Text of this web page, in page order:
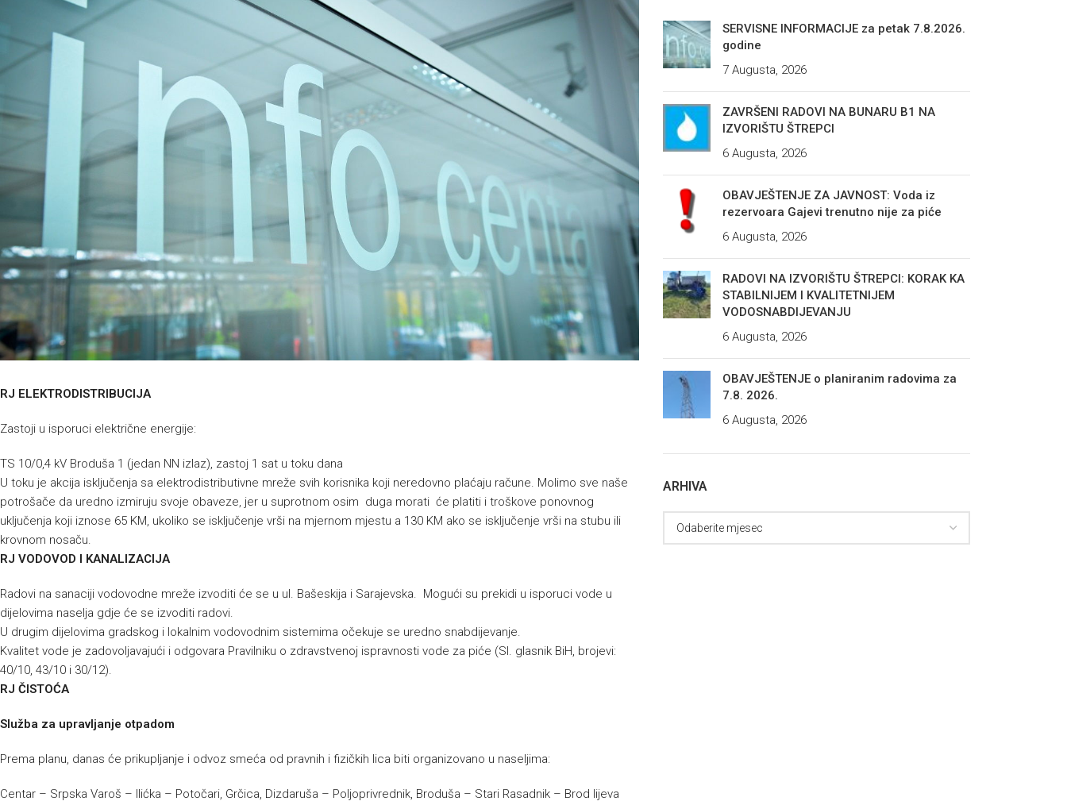
RJ ELEKTRODISTRIBUCIJA
Zastoji u isporuci električne energije:
TS 10/0,4 kV Broduša 1 (jedan NN izlaz), zastoj 1 sat u toku dana
U toku je akcija isključenja sa elektrodistributivne mreže svih korisnika koji neredovno plaćaju račune. Molimo sve naše
potrošače da uredno izmiruju svoje obaveze, jer u suprotnom osim duga morati će platiti i troškove ponovnog
uključenja koji iznose 65 KM, ukoliko se isključenje vrši na mjernom mjestu a 130 KM ako se isključenje vrši na stubu ili
krovnom nosaču.
RJ VODOVOD I KANALIZACIJA
Radovi na sanaciji vodovodne mreže izvoditi će se u ul. Bašeskija i Sarajevska. Mogući su prekidi u isporuci vode u
dijelovima naselja gdje će se izvoditi radovi.
U drugim dijelovima gradskog i lokalnim vodovodnim sistemima očekuje se uredno snabdijevanje.
Kvalitet vode je zadovoljavajući i odgovara Pravilniku o zdravstvenoj ispravnosti vode za piće (Sl. glasnik BiH, brojevi:
40/10, 43/10 i 30/12).
RJ ČISTOĆA
Služba za upravljanje otpadom
Prema planu, danas će prikupljanje i odvoz smeća od pravnih i fizičkih lica biti organizovano u naseljima:
Centar – Srpska Varoš – Ilićka – Potočari, Grčica, Dizdaruša – Poljoprivrednik, Broduša – Stari Rasadnik – Brod lijeva
SERVISNE INFORMACIJE za petak 7.8.2026.
godine
7 Augusta, 2026
ZAVRŠENI RADOVI NA BUNARU B1 NA
IZVORIŠTU ŠTREPCI
6 Augusta, 2026
OBAVJEŠTENJE ZA JAVNOST: Voda iz
rezervoara Gajevi trenutno nije za piće
6 Augusta, 2026
RADOVI NA IZVORIŠTU ŠTREPCI: KORAK KA
STABILNIJEM I KVALITETNIJEM
VODOSNABDIJEVANJU
6 Augusta, 2026
OBAVJEŠTENJE o planiranim radovima za
7.8. 2026.
6 Augusta, 2026
ARHIVA